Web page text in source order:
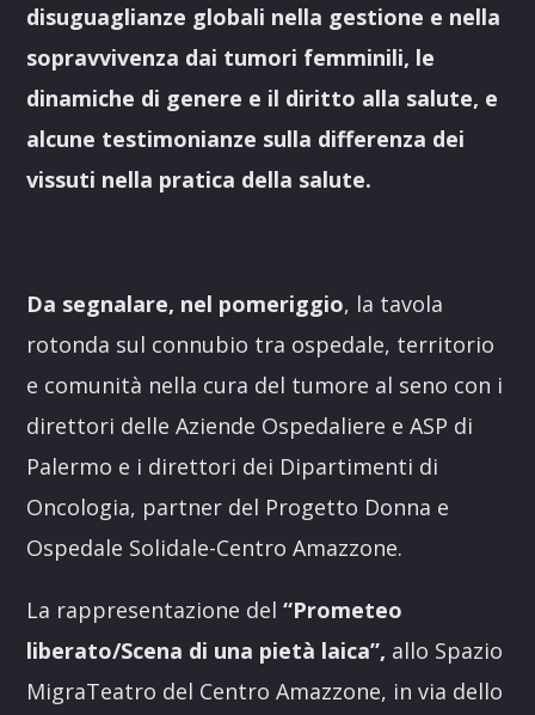
disuguaglianze globali nella gestione e nella
sopravvivenza dai tumori femminili, le
dinamiche di genere e il diritto alla salute, e
alcune testimonianze sulla differenza dei
vissuti nella pratica della salute.
Da segnalare, nel pomeriggio, la tavola
rotonda sul connubio tra ospedale, territorio
e comunità nella cura del tumore al seno con i
direttori delle Aziende Ospedaliere e ASP di
Palermo e i direttori dei Dipartimenti di
Oncologia, partner del Progetto Donna e
Ospedale Solidale-Centro Amazzone.
La rappresentazione del“Prometeo
liberato/Scena di una pietà laica”, allo Spazio
MigraTeatro del Centro Amazzone, in via dello